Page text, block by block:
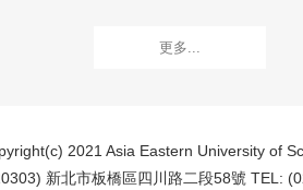
更多...
2021 Asia Eastern University of
新北市板橋區四川路二段58號 TEL: